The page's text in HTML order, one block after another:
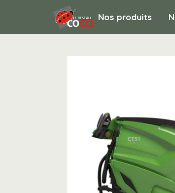
Nos produits
MATERIEL DE